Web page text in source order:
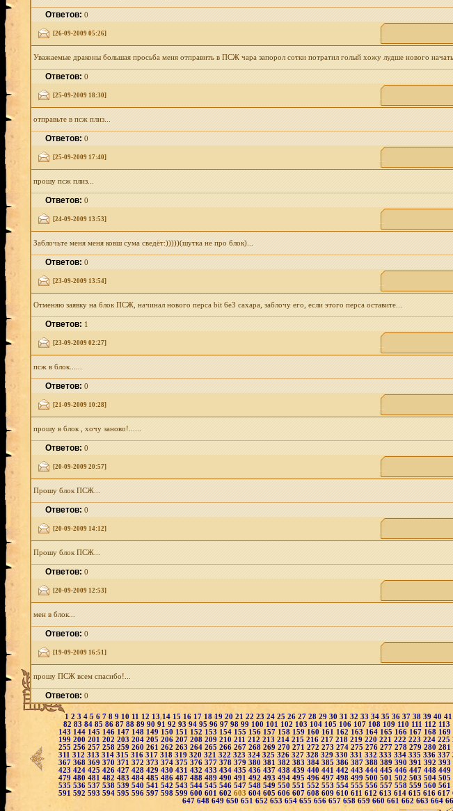
Ответов:0
[26-09-2009 05:26]
Уважаемые драконы большая просьба меня отправить в ПСЖ чара запорол сотки потратил голый хожу лудше нового
Ответов:0
[25-09-2009 18:30]
отправьте в псж плиз...
Ответов:0
[25-09-2009 17:40]
прошу псж плиз...
Ответов:0
[24-09-2009 13:53]
Заблочьте меня меня ковш сума сведёт:)))))(шутка не про блок)...
Ответов:0
[23-09-2009 13:54]
Отменяю заявку на блок ПСЖ, начинал нового перса bit 6e3 caxapa, заблочу его, если этого перса оставите...
Ответов:1
[23-09-2009 02:27]
псж в блок......
Ответов:0
[21-09-2009 10:28]
прошу в блок , хочу заново!......
Ответов:0
[20-09-2009 20:57]
Прошу блок ПСЖ...
Ответов:0
[20-09-2009 14:12]
Прошу блок ПСЖ...
Ответов:0
[20-09-2009 12:53]
мен в блок...
Ответов:0
[19-09-2009 16:51]
прошу ПСЖ всем спасибо!...
Ответов:0
1 2 3 45 6 7 8 9 10 11 12 1314 15 16 17 1819 20 21 22 23 24 25 26 27 28 29 30 3132 33 34 35 36 37 38 39 40 41
82 83 84 85 86 87 88 89 90 91 92 93 94 95 96 97 98 99 100 101 102 103 104 105 106 107 108 109 110 111 112 113
143 144 145 146 147 148 149 150 151 152 153 154 155 156 157 158 159 160 161 162 163 164 165 166 167 168 169
199 200 201 202 203 204 205 206 207 208 209 210 211 212 213 214 215 216 217 218 219 220 221 222 223 224 225
255 256 257 258 259 260 261 262 263 264 265 266 267 268 269 270 271 272 273 274 275 276 277 278 279 280 281
311 312 313 314 315 316 317 318 319 320 321 322 323 324 325 326 327 328 329 330 331 332 333 334 335 336 337
367 368 369 370 371 372 373 374 375 376 377 378 379 380 381 382 383 384 385 386 387 388 389 390 391 392 393
423 424 425 426 427 428 429 430 431 432 433 434 435 436 437 438 439 440 441 442 443 444 445 446 447 448 449
479 480 481 482 483 484 485 486 487 488 489 490 491 492 493 494 495 496 497 498 499 500 501 502 503 504 505
535 536 537 538 539 540 541 542 543 544 545 546 547 548 549 550 551 552 553 554 555 556 557 558 559 560 561
591 592 593 594 595 596 597 598 599 600 601 602 603 604 605 606 607 608 609 610 611 612 613 614 615 616 617
647 648 649 650 651 652 653 654 655 656 657 658 659 660 661 662 663 664